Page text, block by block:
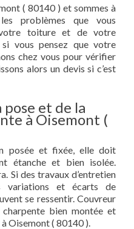
( 80140 ) et sommes à
problèmes que vous
toiture et de votre
vous pensez que votre
chez vous pour vérifier
alors un devis si c’est
pose et de la
à Oisemont (
posée et fixée, elle doit
étanche et bien isolée.
Si des travaux d’entretien
variations et écarts de
se ressentir. Couvreur
bien montée et
Oisemont ( 80140 ).